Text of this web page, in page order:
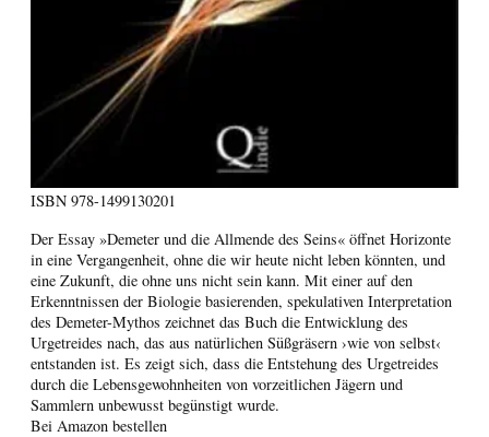
ISBN 978-1499130201
Der Essay »Demeter und die Allmende des Seins« öffnet Horizonte
in eine Vergangenheit, ohne die wir heute nicht leben könnten, und
eine Zukunft, die ohne uns nicht sein kann. Mit einer auf den
Erkenntnissen der Biologie basierenden, spekulativen Interpretation
des Demeter-Mythos zeichnet das Buch die Entwicklung des
Urgetreides nach, das aus natürlichen Süßgräsern ›wie von selbst‹
entstanden ist. Es zeigt sich, dass die Entstehung des Urgetreides
durch die Lebensgewohnheiten von vorzeitlichen Jägern und
Sammlern unbewusst begünstigt wurde.
Bei Amazon bestellen